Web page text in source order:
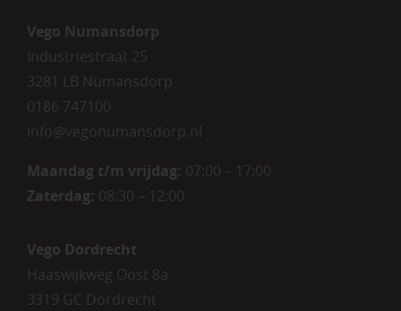
Vego Numansdorp
Industriestraat 25
3281 LB Numansdorp
0186 747100
info@vegonumansdorp.nl
Maandag t/m vrijdag: 07:00 – 17:00
Zaterdag: 08:30 – 12:00
Vego Dordrecht
Haaswijkweg Oost 8a
3319 GC Dordrecht